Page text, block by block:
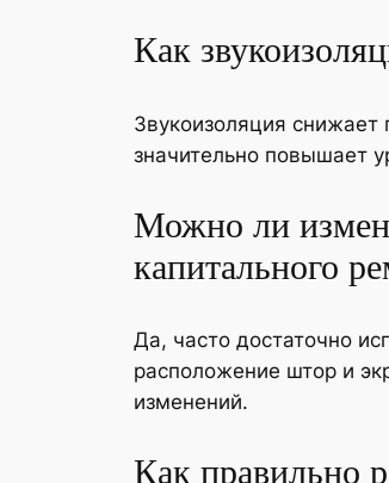
Как
Звукоизоляция
значительно повышает
Можно ли
капитального
Да, часто достаточно
расположение штор и
изменений.
Как правильно